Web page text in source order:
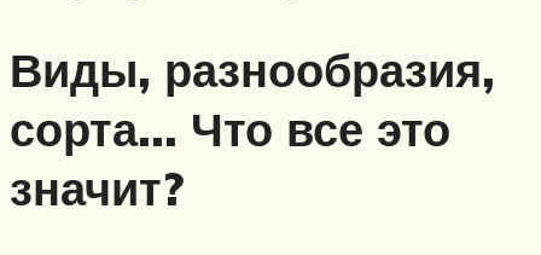
Виды, разнообразия,
сорта… Что все это
значит?